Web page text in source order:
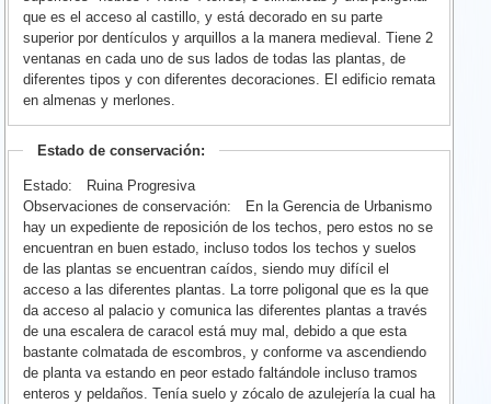
que es el acceso al castillo, y está decorado en su parte
superior por dentículos y arquillos a la manera medieval. Tiene 2
ventanas en cada uno de sus lados de todas las plantas, de
diferentes tipos y con diferentes decoraciones. El edificio remata
en almenas y merlones.
Estado de conservación:
Estado:
Ruina Progresiva
Observaciones de conservación:
En la Gerencia de Urbanismo
hay un expediente de reposición de los techos, pero estos no se
encuentran en buen estado, incluso todos los techos y suelos
de las plantas se encuentran caídos, siendo muy difícil el
acceso a las diferentes plantas. La torre poligonal que es la que
da acceso al palacio y comunica las diferentes plantas a través
de una escalera de caracol está muy mal, debido a que esta
bastante colmatada de escombros, y conforme va ascendiendo
de planta va estando en peor estado faltándole incluso tramos
enteros y peldaños. Tenía suelo y zócalo de azulejería la cual ha